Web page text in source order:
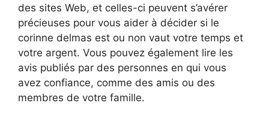
des sites Web, et celles-ci peuvent s’avérer
précieuses pour vous aider à décider si le
corinne delmas est ou non vaut votre temps et
votre argent. Vous pouvez également lire les
avis publiés par des personnes en qui vous
avez confiance, comme des amis ou des
membres de votre famille.